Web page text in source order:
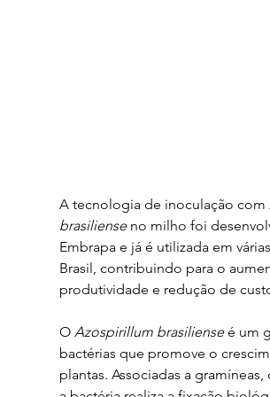
A tecnologia de inoculação com
brasiliense no milho foi
Embrapa e já é utilizada em
Brasil, contribuindo para o
produtividade e redução de
O Azospirillum brasiliense é um
bactérias que promove o
plantas. Associadas a